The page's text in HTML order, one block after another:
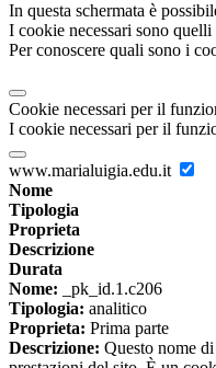
In questa schermata è
I cookie necessari sono
Per conoscere quali sono i
Cookie necessari per il
I cookie necessari per il
www.marialuigia.edu.it
Nome
Tipologia
Proprieta
Descrizione
Durata
Nome: _pk_id.1.c206
Tipologia: analitico
Proprieta: Prima parte
Descrizione: Questo nome